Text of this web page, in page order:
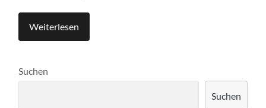
Weiterlesen
Suchen
Suchen